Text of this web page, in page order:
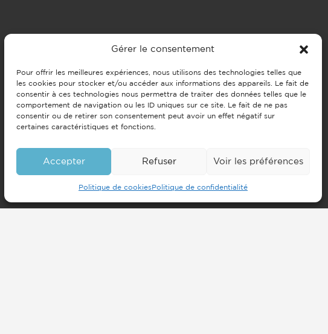
Gérer le consentement
Pour offrir les meilleures expériences, nous utilisons des technologies telles que
les cookies pour stocker et/ou accéder aux informations des appareils. Le fait de
consentir à ces technologies nous permettra de traiter des données telles que le
comportement de navigation ou les ID uniques sur ce site. Le fait de ne pas
consentir ou de retirer son consentement peut avoir un effet négatif sur
certaines caractéristiques et fonctions.
Accepter Refuser Voir les préférences
Politique de cookiesPolitique de confidentialité